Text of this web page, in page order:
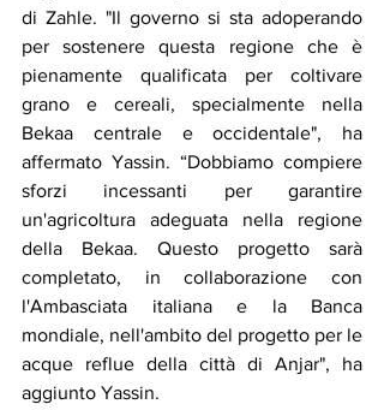
di Zahle. "Il governo si sta adoperando
per sostenere questa regione che è
pienamente qualificata per coltivare
grano e cereali, specialmente nella
Bekaa centrale e occidentale", ha
affermato Yassin. “Dobbiamo compiere
sforzi incessanti per garantire
un'agricoltura adeguata nella regione
della Bekaa. Questo progetto sarà
completato, in collaborazione con
l'Ambasciata italiana e la Banca
mondiale, nell'ambito del progetto per le
acque reflue della città di Anjar", ha
aggiunto Yassin.